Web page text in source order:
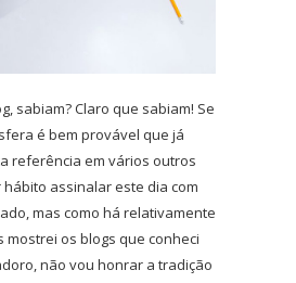
sabiam? Claro que sabiam! Se
é bem provável que já
referência em vários outros
assinalar este dia com
mas como há relativamente
mostrei os blogs que conheci
não vou honrar a tradição